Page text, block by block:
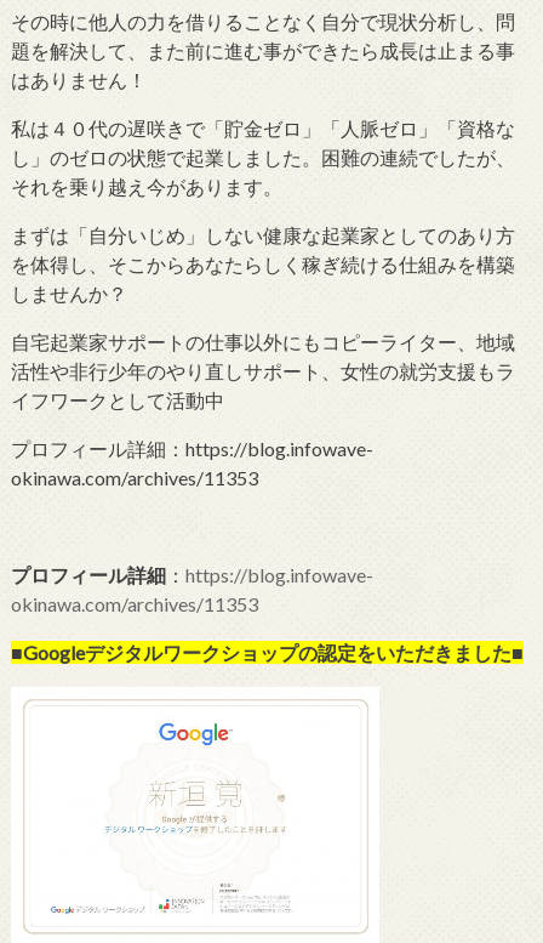
その時に他人の力を借りることなく自分で現状分析し、問
題を解決して、また前に進む事ができたら成長は止まる事
はありません！
私は４０代の遅咲きで「貯金ゼロ」「人脈ゼロ」「資格な
し」のゼロの状態で起業しました。困難の連続でしたが、
それを乗り越え今があります。
まずは「自分いじめ」しない健康な起業家としてのあり方
を体得し、そこからあなたらしく稼ぎ続ける仕組みを構築
しませんか？
自宅起業家サポートの仕事以外にもコピーライター、地域
活性や非行少年のやり直しサポート、女性の就労支援もラ
イフワークとして活動中
プロフィール詳細：https://blog.infowave-
okinawa.com/archives/11353
プロフィール詳細： https://blog.infowave-
okinawa.com/archives/11353
■Googleデジタルワークショップの認定をいただきました■